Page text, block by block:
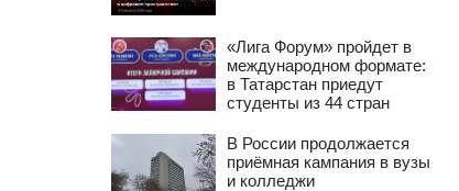
«Лига Форум» пройдет в
международном формате:
в Татарстан приедут
студенты из 44 стран
В России продолжается
приёмная кампания в вузы
и колледжи